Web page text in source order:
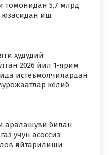
томонидан 5,7 млрд
юзасидан иш
ҳудудий
2026 йил 1-ярим
истеъмолчилардан
келиб
аралашуви билан
учун асоссиз
қайтарилиши